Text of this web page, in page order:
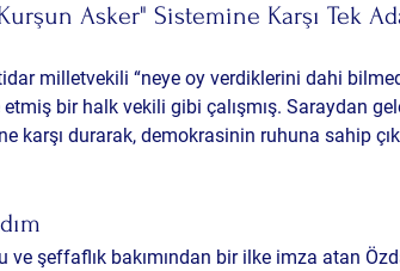
Asker" Sistemine Karşı Tek
milletvekili “neye oy verdiklerini dahi
bir halk vekili gibi çalışmış. Saraydan
karşı durarak, demokrasinin ruhuna sahip
şeffaflık bakımından bir ilke imza atan